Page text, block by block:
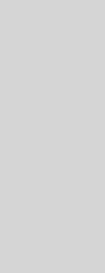
Carnaroli, świeże
Wolno pieczona
Filet z dorsza,
Klasyczna tarta,